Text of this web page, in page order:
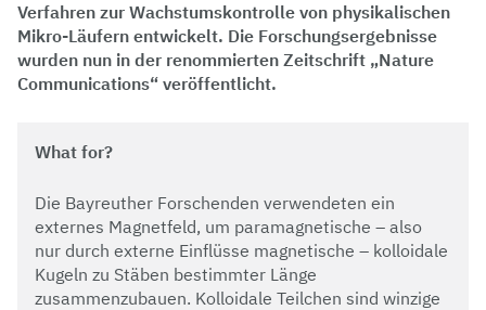
Verfahren zur Wachstumskontrolle von physikalischen
Mikro-Läufern entwickelt. Die Forschungsergebnisse
wurden nun in der renommierten Zeitschrift „Nature
Communications“ veröffentlicht.
What for?
Die Bayreuther Forschenden verwendeten ein
externes Magnetfeld, um paramagnetische – also
nur durch externe Einflüsse magnetische – kolloidale
Kugeln zu Stäben bestimmter Länge
zusammenzubauen. Kolloidale Teilchen sind winzige